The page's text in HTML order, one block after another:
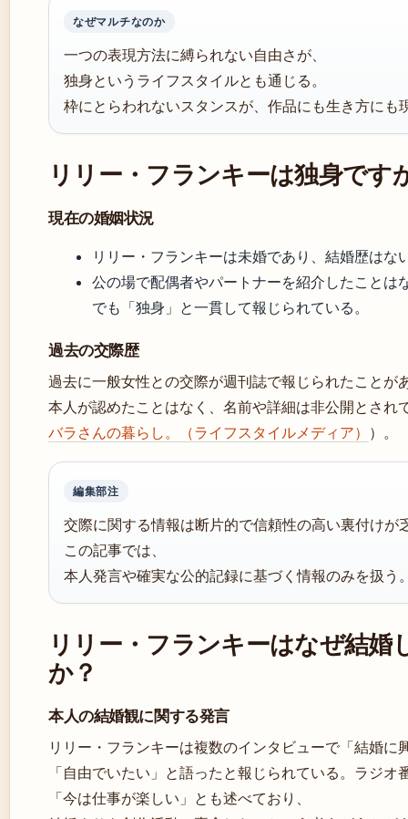
なぜマルチなのか
一つの表現方法に縛られない自由さが、
独身というライフスタイルとも通じる。
枠にとらわれないスタンスが、作品にも生き方にも
リリー・フランキーは独身です
現在の婚姻状況
リリー・フランキーは未婚であり、結婚歴はな
公の場で配偶者やパートナーを紹介したことは
でも「独身」と一貫して報じられている。
過去の交際歴
過去に一般女性との交際が週刊誌で報じられたことが
本人が認めたことはなく、名前や詳細は非公開とされ
バラさんの暮らし。（ライフスタイルメディア） ）。
編集部注
交際に関する情報は断片的で信頼性の高い裏付けが
この記事では、
本人発言や確実な公的記録に基づく情報のみを扱う
リリー・フランキーはなぜ結婚
か？
本人の結婚観に関する発言
リリー・フランキーは複数のインタビューで「結婚に
「自由でいたい」と語ったと報じられている。ラジオ
「今は仕事が楽しい」とも述べており、